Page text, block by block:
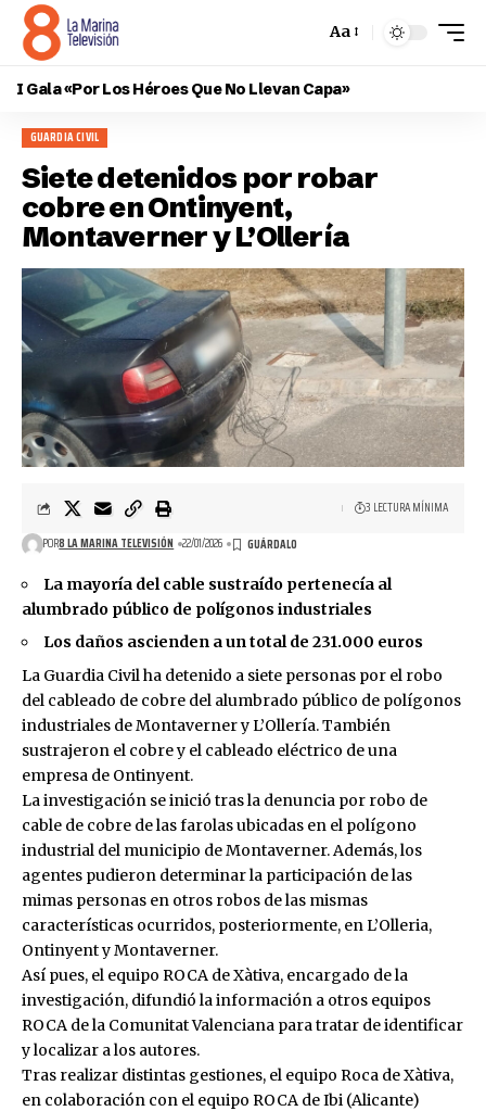
Aa
I Gala «Por Los Héroes Que No Llevan Capa»
GUARDIA CIVIL
Siete detenidos por robar
cobre en Ontinyent,
Montaverner y L’Ollería
POR8 LA MARINA TELEVISIÓN 22/01/2026
3 LECTURA MÍNIMA
La mayoría del cable sustraído pertenecía al
alumbrado público de polígonos industriales
Los daños ascienden a un total de 231.000 euros
La Guardia Civil ha detenido a siete personas por el robo
del cableado de cobre del alumbrado público de polígonos
industriales de Montaverner y L’Ollería. También
sustrajeron el cobre y el cableado eléctrico de una
empresa de Ontinyent.
La investigación se inició tras la denuncia por robo de
cable de cobre de las farolas ubicadas en el polígono
industrial del municipio de Montaverner. Además, los
agentes pudieron determinar la participación de las
mimas personas en otros robos de las mismas
características ocurridos, posteriormente, en L’Olleria,
Ontinyent y Montaverner.
Así pues, el equipo ROCA de Xàtiva, encargado de la
investigación, difundió la información a otros equipos
ROCA de la Comunitat Valenciana para tratar de identificar
y localizar a los autores.
Tras realizar distintas gestiones, el equipo Roca de Xàtiva,
en colaboración con el equipo ROCA de Ibi (Alicante)